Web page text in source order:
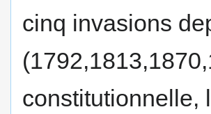
cinq invasions
constitutionnelle,